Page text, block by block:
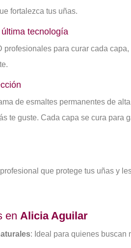
fortalezca tus uñas.
tecnología
profesionales para curar cada
de esmaltes permanentes de
te guste. Cada capa se cura para
que protege tus uñas y
en Alicia Aguilar
: Ideal para quienes buscan